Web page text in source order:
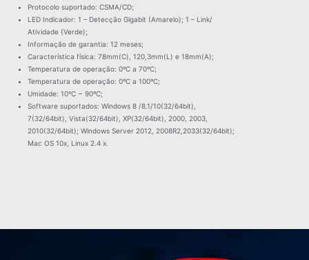
Protocolo suportado: CSMA/CD;
LED Indicador: 1 – Detecção Gigabit (Amarelo); 1 – Link/
Atividade (Verde);
Informação de garantia: 12 meses;
Característica física: 78mm(C), 120,3mm(L) e 18mm(A);
Temperatura de operação: 0ºC a 70ºC;
Temperatura de operação: 0ºC a 100ºC;
Umidade: 10ºC ~ 90ºC;
Software suportados: Windows 8 /8.1/10(32/64bit),
7(32/64bit), Vista(32/64bit), XP(32/64bit), 2000, 2003,
2010(32/64bit); Windows Server 2012, 2008R2,2033(32/64bit);
Mac OS 10x, Linux 2.4 x.